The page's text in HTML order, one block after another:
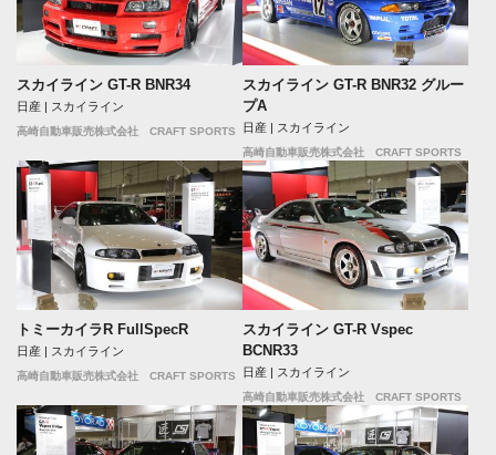
スカイライン GT-R BNR34
日産 | スカイライン
高崎自動車販売株式会社 CRAFT SPORTS
スカイライン GT-R BNR32 グルー
プA
日産 | スカイライン
高崎自動車販売株式会社 CRAFT SPORTS
トミーカイラR FullSpecR
日産 | スカイライン
高崎自動車販売株式会社 CRAFT SPORTS
スカイライン GT-R Vspec
BCNR33
日産 | スカイライン
高崎自動車販売株式会社 CRAFT SPORTS